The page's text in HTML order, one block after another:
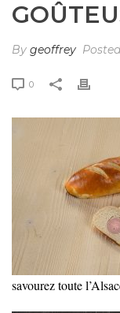
By geoffrey
0
savourez toute